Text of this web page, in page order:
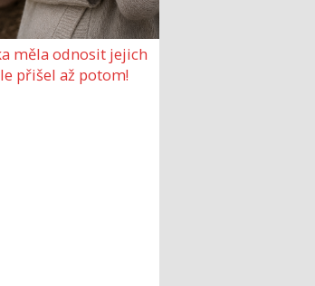
měla odnosit jejich
přišel až potom!